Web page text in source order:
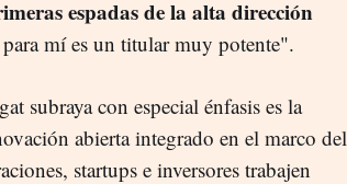
espadas de la alta dirección
mí es un titular muy potente".
subraya con especial énfasis es la
abierta integrado en el marco del
startups e inversores trabajen